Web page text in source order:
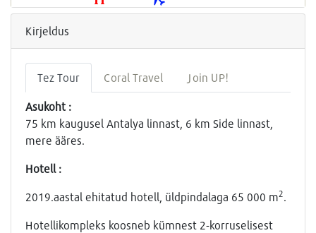
Kirjeldus
Tez Tour Coral Travel Join UP!
Asukoht :
75 km kaugusel Antalya linnast, 6 km Side linnast,
mere ääres.
Hotell :
2019.aastal ehitatud hotell, üldpindalaga 65 000 m2.
Hotellikompleks koosneb kümnest 2-korruselisest